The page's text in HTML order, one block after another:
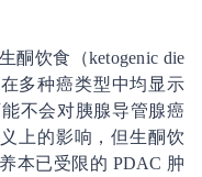
酮饮食（ketogenic die
多种癌类型中均显示
不会对胰腺导管腺癌
上的影响，但生酮饮
本已受限的 PDAC 肿